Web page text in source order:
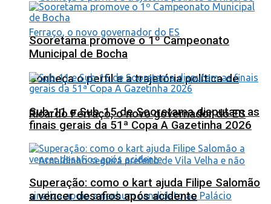
Conheça o perfil e a trajetória política de
Ricardo Ferraço, o novo governador do ES
Sooretama promove o 1º Campeonato
Municipal de Bocha
Sub-11 e Sub-15 de Sooretama disputam as
finais gerais da 51ª Copa A Gazetinha 2026
Superação: como o kart ajuda Filipe Salomão
a vencer desafios após acidente